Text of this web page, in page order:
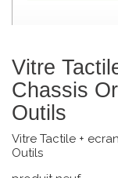
Vitre
Chassis
Outils
Vitre Tactile +
Outils